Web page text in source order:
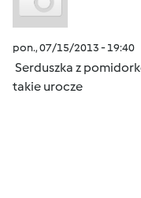
pon., 07/15/2013 - 19:40
Serduszka z
takie urocze